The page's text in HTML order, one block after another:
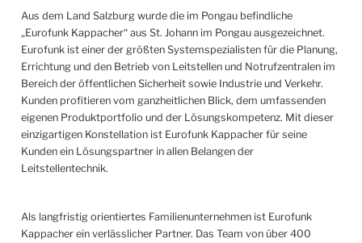
Aus dem Land Salzburg wurde die im Pongau befindliche
„Eurofunk Kappacher“ aus St. Johann im Pongau ausgezeichnet.
Eurofunk ist einer der größten Systemspezialisten für die Planung,
Errichtung und den Betrieb von Leitstellen und Notrufzentralen im
Bereich der öffentlichen Sicherheit sowie Industrie und Verkehr.
Kunden profitieren vom ganzheitlichen Blick, dem umfassenden
eigenen Produktportfolio und der Lösungskompetenz. Mit dieser
einzigartigen Konstellation ist Eurofunk Kappacher für seine
Kunden ein Lösungspartner in allen Belangen der
Leitstellentechnik.
Als langfristig orientiertes Familienunternehmen ist Eurofunk
Kappacher ein verlässlicher Partner. Das Team von über 400